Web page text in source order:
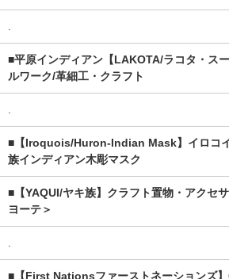
■平原インディアン【LAKOTA/ラコタ・ス
ルワーク/革細工・クラフト
■【Iroquois/Huron-Indian Mask】イロコ
族インディアン木彫マスク
■【YAQUI/ヤキ族】クラフト置物・アクセ
ヨーテ＞
■【First Nationsファーストネーションズ